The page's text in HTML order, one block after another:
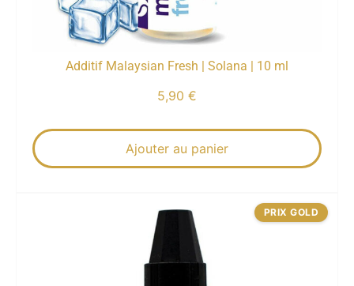
Additif Malaysian Fresh | Solana | 10 ml
5,90 €
Ajouter au panier
PRIX GOLD